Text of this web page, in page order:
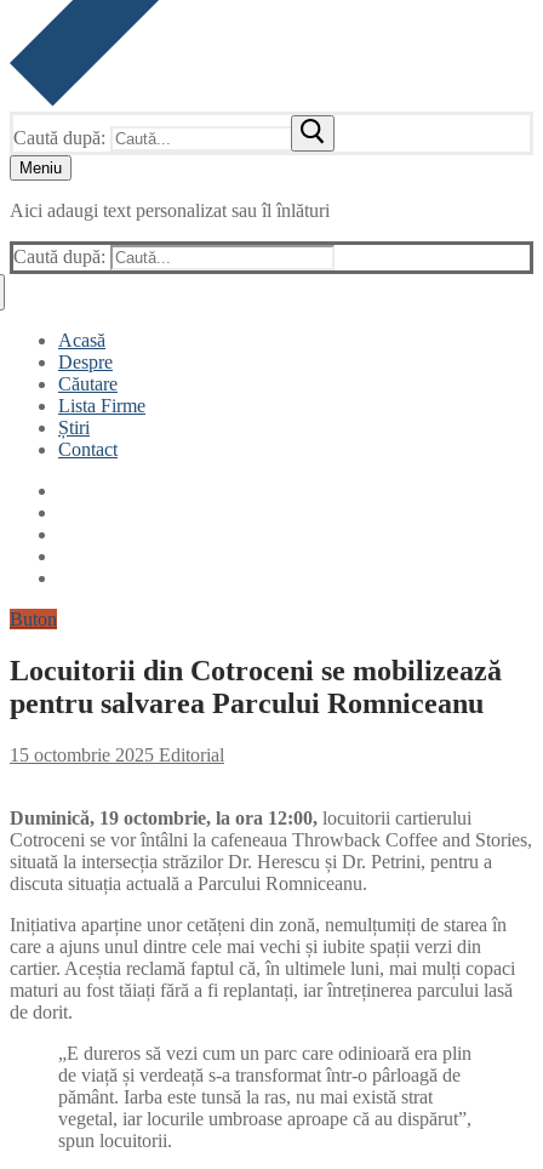
Caută după:
Meniu
Aici adaugi text personalizat sau îl înlături
Caută după:
Acasă
Despre
Căutare
Lista Firme
Știri
Contact
Buton
Locuitorii din Cotroceni se mobilizează
pentru salvarea Parcului Romniceanu
15 octombrie 2025 Editorial
Duminică, 19 octombrie, la ora 12:00, locuitorii cartierului
Cotroceni se vor întâlni la cafeneaua Throwback Coffee and Stories,
situată la intersecția străzilor Dr. Herescu și Dr. Petrini, pentru a
discuta situația actuală a Parcului Romniceanu.
Inițiativa aparține unor cetățeni din zonă, nemulțumiți de starea în
care a ajuns unul dintre cele mai vechi și iubite spații verzi din
cartier. Aceștia reclamă faptul că, în ultimele luni, mai mulți copaci
maturi au fost tăiați fără a fi replantați, iar întreținerea parcului lasă
de dorit.
„E dureros să vezi cum un parc care odinioară era plin
de viață și verdeață s-a transformat într-o pârloagă de
pământ. Iarba este tunsă la ras, nu mai există strat
vegetal, iar locurile umbroase aproape că au dispărut”,
spun locuitorii.